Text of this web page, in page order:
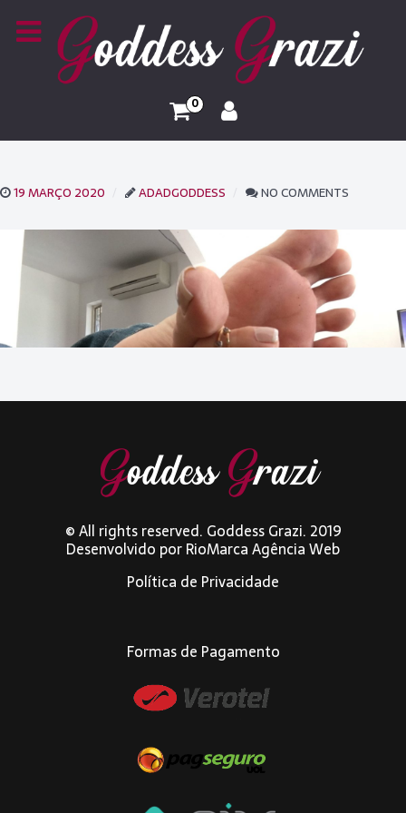
0
19 MARÇO 2020 ADADGODDESS NO COMMENTS
© All rights reserved. Goddess Grazi. 2019
Desenvolvido porRioMarca Agência Web
Política de Privacidade
Formas de Pagamento